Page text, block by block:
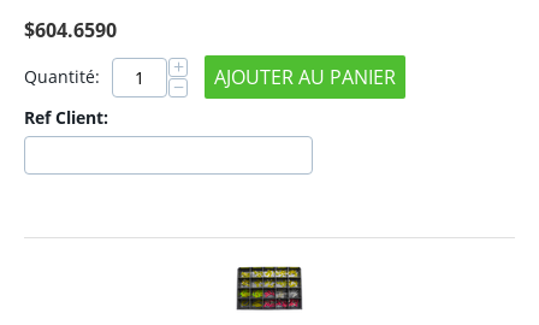
$604.6590
Quantité: +
− AJOUTER AU PANIER
Ref Client: